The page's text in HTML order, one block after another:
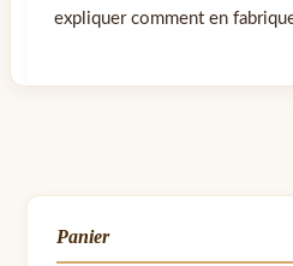
expliquer comment en
Panier